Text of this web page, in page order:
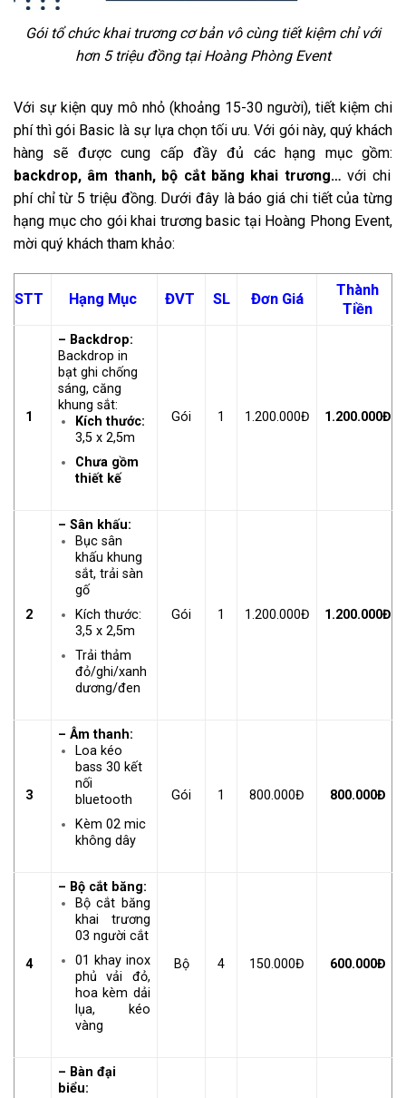
Gói tổ chức khai trương cơ bản vô cùng tiết kiệm chỉ với
hơn 5 triệu đồng tại Hoàng Phòng Event
Với sự kiện quy mô nhỏ (khoảng 15-30 người), tiết kiệm chi
phí thì gói Basic là sự lựa chọn tối ưu. Với gói này, quý khách
hàng sẽ được cung cấp đầy đủ các hạng mục gồm:
backdrop, âm thanh, bộ cắt băng khai trương… với chi
phí chỉ từ 5 triệu đồng. Dưới đây là báo giá chi tiết của từng
hạng mục cho gói khai trương basic tại Hoàng Phong Event,
mời quý khách tham khảo:
STT Hạng Mục ĐVT SL Đơn Giá
Thành
Tiền
1
– Backdrop:
Backdrop in
bạt ghi chống
sáng, căng
khung sắt:
Kích thước:
3,5 x 2,5m
Chưa gồm
thiết kế
Gói 1 1.200.000Đ 1.200.000Đ
2
– Sân khấu:
Bục sân
khấu khung
sắt, trải sàn
gố
Kích thước:
3,5 x 2,5m
Trải thảm
đỏ/ghi/xanh
dương/đen
Gói 1 1.200.000Đ 1.200.000Đ
3
– Âm thanh:
Loa kéo
bass 30 kết
nối
bluetooth
Kèm 02 mic
không dây
Gói 1 800.000Đ 800.000Đ
4
– Bộ cắt băng:
Bộ cắt băng
khai trương
03 người cắt
01 khay inox
phủ vải đỏ,
hoa kèm dải
lụa, kéo
vàng
Bộ 4 150.000Đ 600.000Đ
– Bàn đại
biểu: